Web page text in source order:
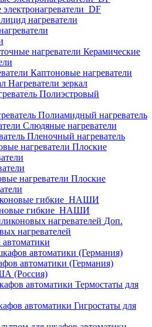
нагреватели
Керамические
Каптоновые нагреватели
Нагреватели зеркал
Полиэстровый
Полиамидный нагреватель
Слюдяные нагреватели
Пленочный нагреватель
Плоские
Плоские
гибкие_НАШИ
Доп.
нагревателей
автоматики (Германия)
(Россия)
Термостаты для
Гигростаты для